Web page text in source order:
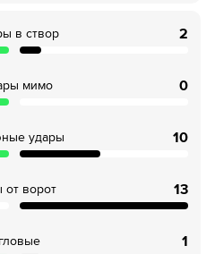
в створ 2
мимо 0
удары 10
от ворот 13
1